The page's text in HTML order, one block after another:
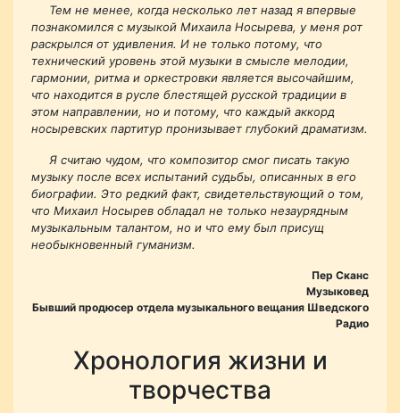
Тем не менее, когда несколько лет назад я впервые
познакомился с музыкой Михаила Носырева, у меня рот
раскрылся от удивления. И не только потому, что
технический уровень этой музыки в смысле мелодии,
гармонии, ритма и оркестровки является высочайшим,
что находится в русле блестящей русской традиции в
этом направлении, но и потому, что каждый аккорд
носыревских партитур пронизывает глубокий драматизм.
Я считаю чудом, что композитор смог писать такую
музыку после всех испытаний судьбы, описанных в его
биографии. Это редкий факт, свидетельствующий о том,
что Михаил Носырев обладал не только незаурядным
музыкальным талантом, но и что ему был присущ
необыкновенный гуманизм.
Пер Сканс
Музыковед
Бывший продюсер отдела музыкального вещания Шведского
Радио
Хронология жизни и
творчества